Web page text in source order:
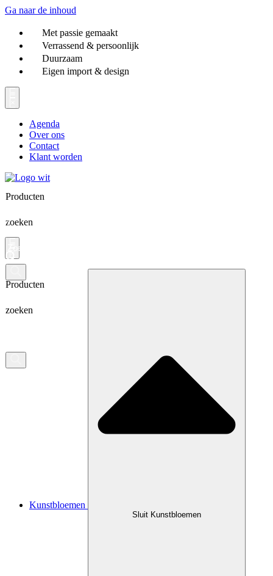
Ga naar de inhoud
Met passie gemaakt
Verrassend & persoonlijk
Duurzaam
Eigen import & design
Agenda
Over ons
Contact
Klant worden
Producten
zoeken
Producten
zoeken
Kunstbloemen
Sluit Kunstbloemen